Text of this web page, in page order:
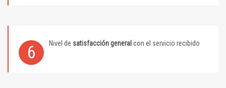
6 Nivel de satisfacción general con el servicio recibido